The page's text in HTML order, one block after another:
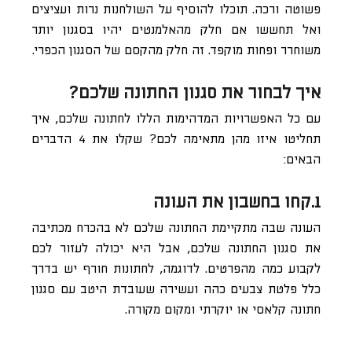
פשוטה ורכה. תוכלו להוסיף על השולחנות נרות ועציצים
ואל תחששו אם חלק מהאלמנטים יהיו בסגנון יותר
משוחרר ופחות מוקפד. זה חלק מהקסם של הסגנון הכפרי.
איך לבחור את סגנון החתונה שלכם?
עם כל האפשרויות המדהימות הללו לחתונה שלכם, איך
תחליטו איזו מהן מתאימה לכם? שקלו את 4 הדברים
הבאים:
1.קחו בחשבון את העונה
העונה שבה מתקיימת החתונה שלכם לא בהכרח מכתיבה
את סגנון החתונה שלכם, אבל היא יכולה לעזור לכם
לקבוע כמה מהפרטים. לדוגמה, לחתונות חורף יש בדרך
כלל פלטת צבעים כהה ועשירה שעובדת היטב עם סגנון
חתונה קלאסי או יוקרתי ומקום מקורה.